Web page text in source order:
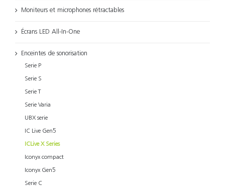
Moniteurs et microphones rétractables
Écrans LED All-In-One
Enceintes de sonorisation
Serie P
Serie S
Serie T
Serie Varia
UBX serie
IC Live Gen5
ICLive X Series
Iconyx compact
Iconyx Gen5
Serie C